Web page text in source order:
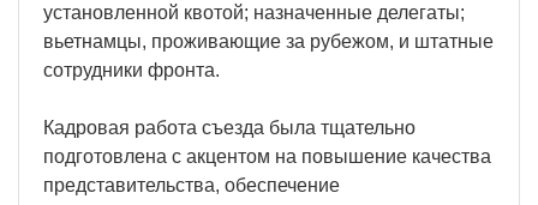
установленной квотой; назначенные делегаты;
вьетнамцы, проживающие за рубежом, и штатные
сотрудники фронта.
Кадровая работа съезда была тщательно
подготовлена с акцентом на повышение качества
представительства, обеспечение